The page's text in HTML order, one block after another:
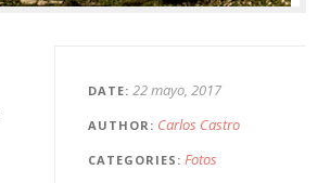
DATE 22 mayo, 2017
AUTHOR Carlos Castro
CATEGORIES Fotos